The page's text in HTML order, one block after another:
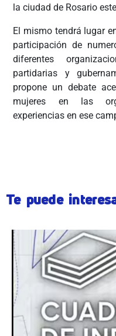
la ciudad de Rosario
El mismo tendrá lugar
participación de
diferentes
partidarias y
propone un debate
mujeres en las
experiencias en ese
Te puede